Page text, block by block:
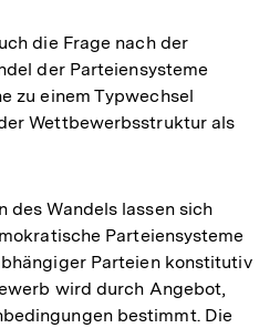
die Frage nach der
der Parteiensysteme
zu einem Typwechsel
Wettbewerbsstruktur als
des Wandels lassen sich
Parteiensysteme
Parteien konstitutiv
wird durch Angebot,
bestimmt. Die